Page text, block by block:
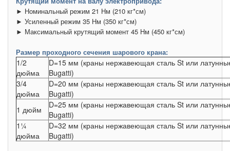
► Номинальный режим 21 Нм (210 кг*см)
► Усиленный режим 35 Нм (350 кг*см)
► Максимальный крутящий момент 45 Нм (450 кг*см)
Размер проходного сечения шарового крана:
1/2
дюйма
D=15 мм (краны нержавеющая сталь St или
Bugatti)
3/4
дюйма
D=20 мм (краны нержавеющая сталь St или
Bugatti)
1 дюйм
D=25 мм (краны нержавеющая сталь St или
Bugatti)
1¼
дюйма
D=32 мм (краны нержавеющая сталь St или
Bugatti)